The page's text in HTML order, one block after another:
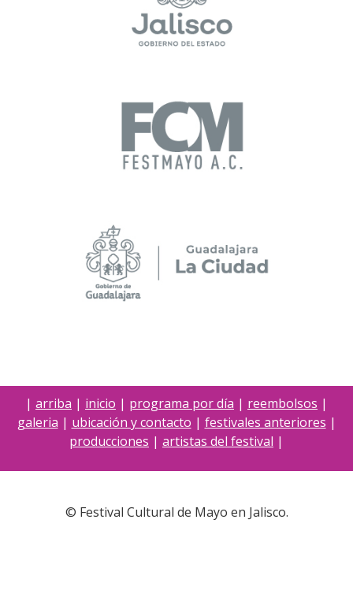
| arriba | inicio | programa por día | reembolsos |
galeria | ubicación y contacto | festivales anteriores |
producciones | artistas del festival |
© Festival Cultural de Mayo en Jalisco.